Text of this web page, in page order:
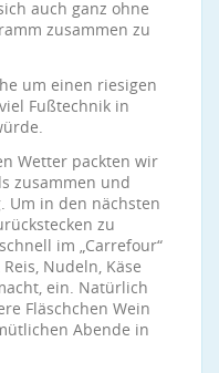
auch ganz ohne
zusammen zu
um einen riesigen
Fußtechnik in
Wetter packten wir
zusammen und
Um in den nächsten
zu
im „Carrefour“
Nudeln, Käse
ein. Natürlich
Fläschchen Wein
Abende in